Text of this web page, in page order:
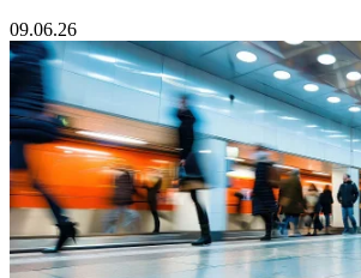
09.06.26